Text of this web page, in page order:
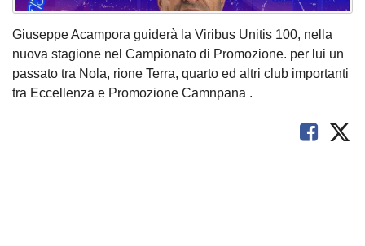
Giuseppe Acampora guiderà la Viribus Unitis 100, nella
nuova stagione nel Campionato di Promozione. per lui un
passato tra Nola, rione Terra, quarto ed altri club importanti
tra Eccellenza e Promozione Camnpana .